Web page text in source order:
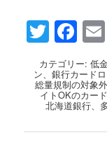
カテゴリー: 低
ン 、銀行カード
総量規制の対象外
イトOKのカー
北海道銀行